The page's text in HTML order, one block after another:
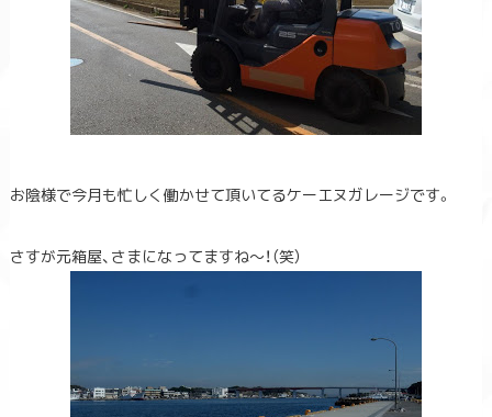
お陰様で今月も忙しく働かせて頂いてるケーエヌガレージです。
さすが元箱屋、さまになってますね～！（笑）